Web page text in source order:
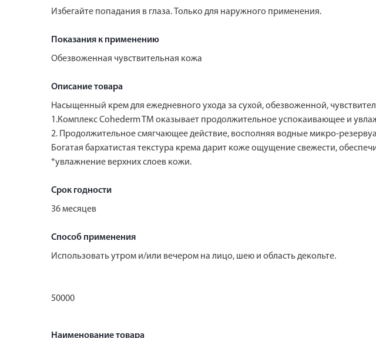
Избегайте попадания в глаза. Только для наружного применения.
Показания к применению
Обезвоженная чувствительная кожа
Описание товара
Насыщенный крем для ежедневного ухода за сухой, обезвоженной,
1.Комплекс Cohederm TM оказывает продолжительное успокаивающее и
2. Продолжительное смягчающее действие, восполняя водные микро-
Богатая бархатистая текстура крема дарит коже ощущение свежести,
*увлажнение верхних слоев кожи.
Срок годности
36 месяцев
Способ применения
Использовать утром и/или вечером на лицо, шею и область декольте.
50000
Наименование товара